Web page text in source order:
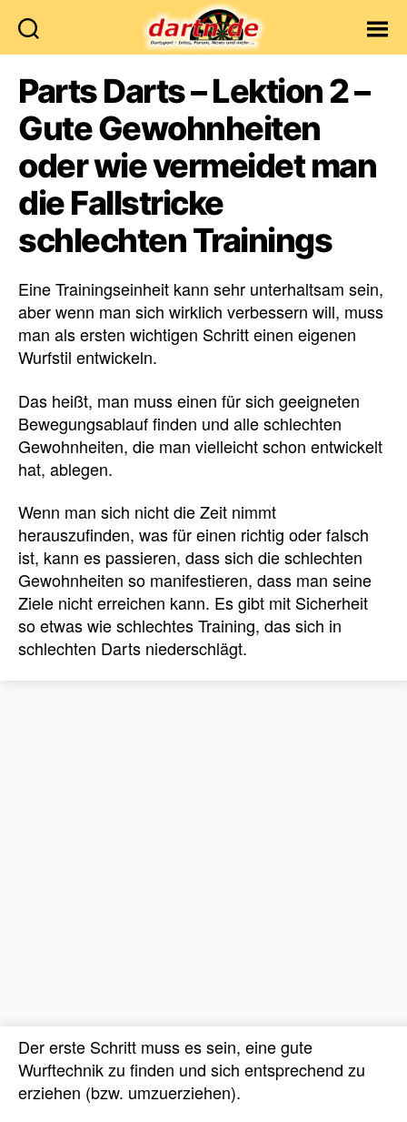
Parts Darts – Lektion 2 –
Gute Gewohnheiten
oder wie vermeidet man
die Fallstricke
schlechten Trainings
Eine Trainingseinheit kann sehr unterhaltsam sein,
aber wenn man sich wirklich verbessern will, muss
man als ersten wichtigen Schritt einen eigenen
Wurfstil entwickeln.
Das heißt, man muss einen für sich geeigneten
Bewegungsablauf finden und alle schlechten
Gewohnheiten, die man vielleicht schon entwickelt
hat, ablegen.
Wenn man sich nicht die Zeit nimmt
herauszufinden, was für einen richtig oder falsch
ist, kann es passieren, dass sich die schlechten
Gewohnheiten so manifestieren, dass man seine
Ziele nicht erreichen kann. Es gibt mit Sicherheit
so etwas wie schlechtes Training, das sich in
schlechten Darts niederschlägt.
Der erste Schritt muss es sein, eine gute
Wurftechnik zu finden und sich entsprechend zu
erziehen (bzw. umzuerziehen).